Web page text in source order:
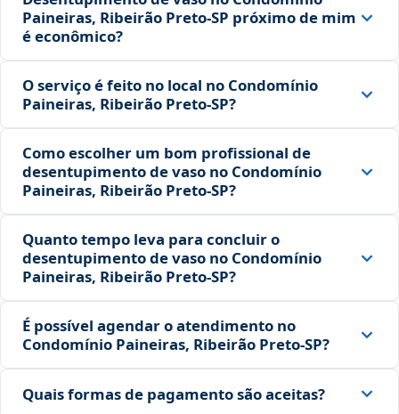
Paineiras, Ribeirão Preto‑SP próximo de mim
é econômico?
O serviço é feito no local no Condomínio
Paineiras, Ribeirão Preto‑SP?
Como escolher um bom profissional de
desentupimento de vaso no Condomínio
Paineiras, Ribeirão Preto‑SP?
Quanto tempo leva para concluir o
desentupimento de vaso no Condomínio
Paineiras, Ribeirão Preto‑SP?
É possível agendar o atendimento no
Condomínio Paineiras, Ribeirão Preto‑SP?
Quais formas de pagamento são aceitas?